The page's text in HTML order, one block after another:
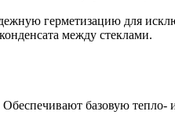
герметизацию для
между стеклами.
базовую тепло-